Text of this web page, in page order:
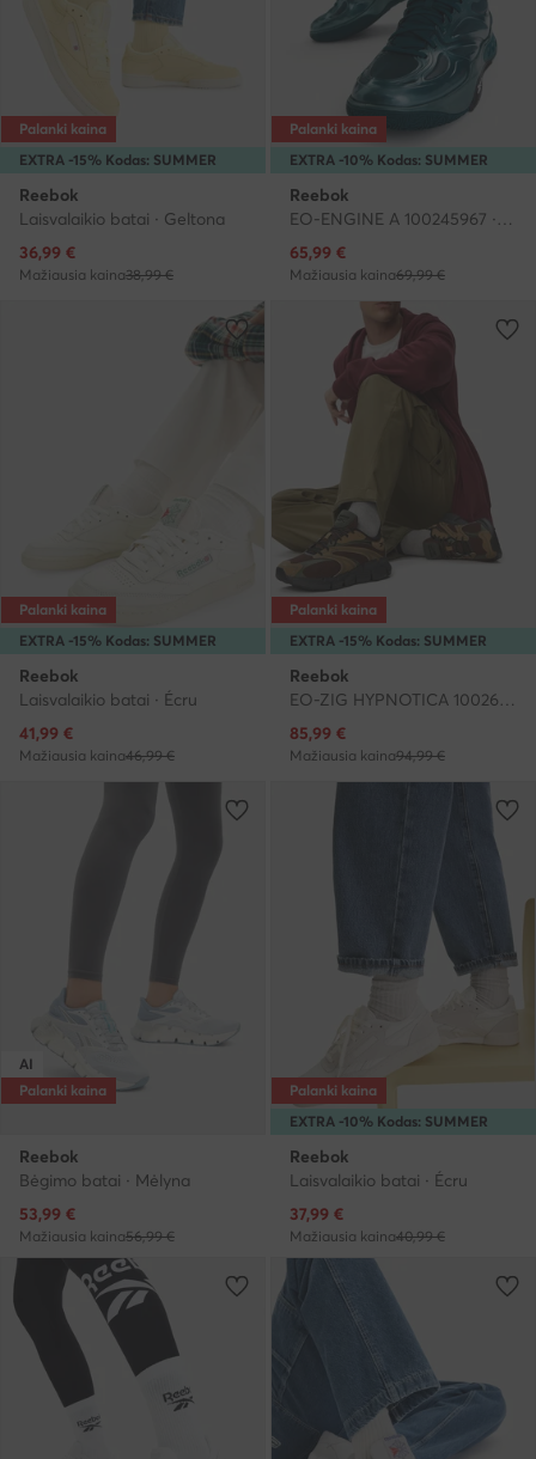
EXTRA -15% Kodas: SUMMER
Palanki kaina
Reebok
Laisvalaikio batai · Geltona
Dabartinė kaina
36,99 €
Mažiausia kaina38,99 €
EXTRA -10% Kodas: SUMMER
Palanki kaina
Reebok
EO-ENGINE A 100245967 · Laisvalaikio batai
Dabartinė kaina
65,99 €
Mažiausia kaina69,99 €
EXTRA -15% Kodas: SUMMER
Palanki kaina
Reebok
Laisvalaikio batai · Écru
Dabartinė kaina
41,99 €
Mažiausia kaina46,99 €
EXTRA -15% Kodas: SUMMER
Palanki kaina
Reebok
EO-ZIG HYPNOTICA 100263343 · Bėgimo batai
Dabartinė kaina
85,99 €
Mažiausia kaina94,99 €
AI
Palanki kaina
Reebok
Bėgimo batai · Mėlyna
Dabartinė kaina
53,99 €
Mažiausia kaina56,99 €
EXTRA -10% Kodas: SUMMER
Palanki kaina
Reebok
Laisvalaikio batai · Écru
Dabartinė kaina
37,99 €
Mažiausia kaina40,99 €